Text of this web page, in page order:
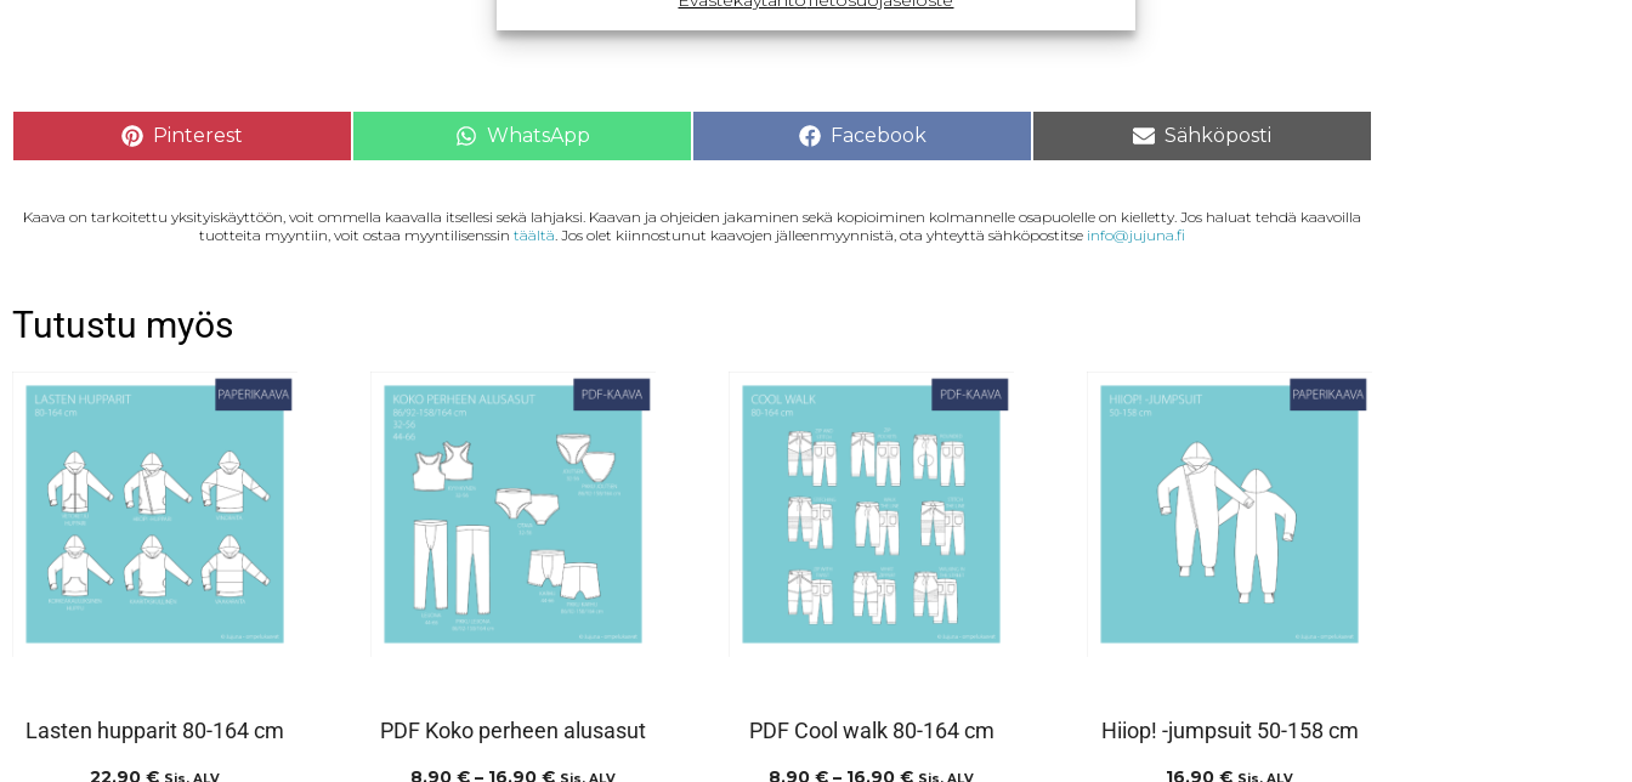
Pinterest WhatsApp Facebook Sähköposti
Kaava on tarkoitettu yksityiskäyttöön, voit ommella kaavalla itsellesi sekä lahjaksi. Kaavan ja ohjeiden jakaminen sekä kopioiminen kolmannelle osapuolelle on kielletty. Jos haluat tehdä kaavoilla
tuotteita myyntiin, voit ostaa myyntilisenssin täältä. Jos olet kiinnostunut kaavojen jälleenmyynnistä, ota yhteyttä sähköpostitse info@jujuna.fi
Tutustu myös
Lasten hupparit 80-164 cm
22,90 € Sis. ALV
PDF Koko perheen alusasut
8,90 € – 16,90 € Sis. ALV
PDF Cool walk 80-164 cm
8,90 € – 16,90 € Sis. ALV
Hiiop! -jumpsuit 50-158 cm
16,90 € Sis. ALV